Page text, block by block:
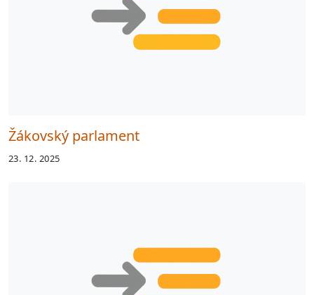
Žákovský parlament
23. 12. 2025